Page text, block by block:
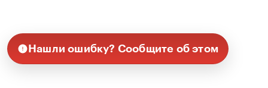
Нашли ошибку? Сообщите об этом